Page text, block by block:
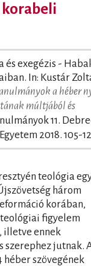
korabeli
és exegézis -
In: Kustár
a héber
múltjából és
11.
2018. 105-
teológia
három
korában,
figyelem
illetve ennek
szerephez jutnak.
szövegének